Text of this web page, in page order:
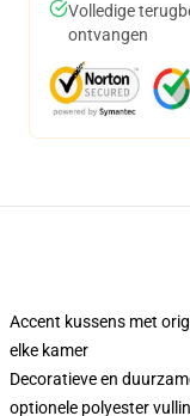
Volledige
ontvangen
Accent kussens met
elke kamer
Decoratieve en
optionele polyester